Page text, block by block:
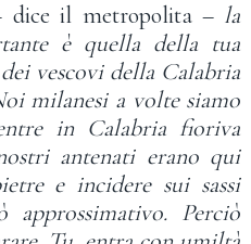
dice il metropolita – la
è quella della tua
vescovi della Calabria
milanesi a volte siamo
in Calabria fioriva
antenati erano qui
e incidere sui sassi
approssimativo. Perciò